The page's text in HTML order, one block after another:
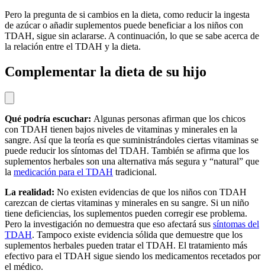
Pero la pregunta de si cambios en la dieta, como reducir la ingesta
de azúcar o añadir suplementos puede beneficiar a los niños con
TDAH, sigue sin aclararse. A continuación, lo que se sabe acerca de
la relación entre el TDAH y la dieta.
Complementar la dieta de su hijo
Qué podría escuchar: Algunas personas afirman que los chicos
con TDAH tienen bajos niveles de vitaminas y minerales en la
sangre. Así que la teoría es que suministrándoles ciertas vitaminas se
puede reducir los síntomas del TDAH. También se afirma que los
suplementos herbales son una alternativa más segura y “natural” que
la medicación para el TDAH tradicional.
La realidad: No existen evidencias de que los niños con TDAH
carezcan de ciertas vitaminas y minerales en su sangre. Si un niño
tiene deficiencias, los suplementos pueden corregir ese problema.
Pero la investigación no demuestra que eso afectará sus síntomas del
TDAH. Tampoco existe evidencia sólida que demuestre que los
suplementos herbales pueden tratar el TDAH. El tratamiento más
efectivo para el TDAH sigue siendo los medicamentos recetados por
el médico.